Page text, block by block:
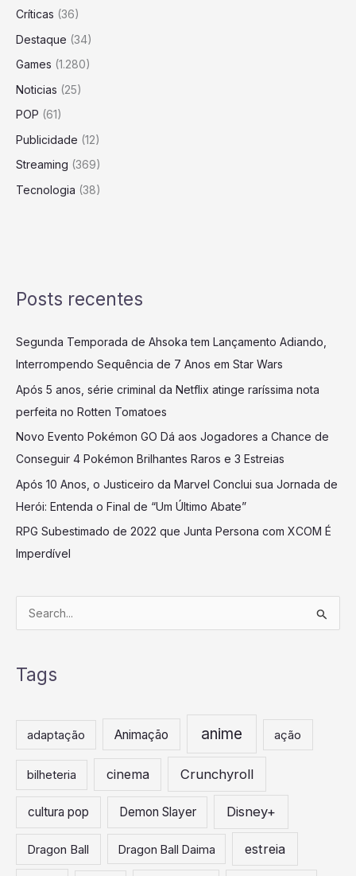
Críticas (36)
Destaque (34)
Games (1.280)
Noticias (25)
POP (61)
Publicidade (12)
Streaming (369)
Tecnologia (38)
Posts recentes
Segunda Temporada de Ahsoka tem Lançamento Adiando,
Interrompendo Sequência de 7 Anos em Star Wars
Após 5 anos, série criminal da Netflix atinge raríssima nota
perfeita no Rotten Tomatoes
Novo Evento Pokémon GO Dá aos Jogadores a Chance de
Conseguir 4 Pokémon Brilhantes Raros e 3 Estreias
Após 10 Anos, o Justiceiro da Marvel Conclui sua Jornada de
Herói: Entenda o Final de “Um Último Abate”
RPG Subestimado de 2022 que Junta Persona com XCOM É
Imperdível
q
s
r
o
r
Tags
adaptação Animação anime ação
bilheteria cinema Crunchyroll
cultura pop Demon Slayer Disney+
Dragon Ball Dragon Ball Daima estreia